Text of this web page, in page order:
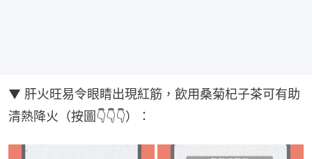
▼ 肝火旺易令眼睛出現紅筋，飲用桑菊杞子茶可有助
清熱降火（按圖👇👇👇）：